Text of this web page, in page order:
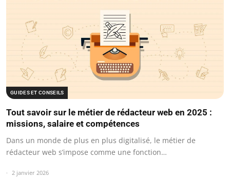
GUIDES ET CONSEILS
Tout savoir sur le métier de rédacteur web en 2025 :
missions, salaire et compétences
Dans un monde de plus en plus digitalisé, le métier de
rédacteur web s’impose comme une fonction…
2 janvier 2026